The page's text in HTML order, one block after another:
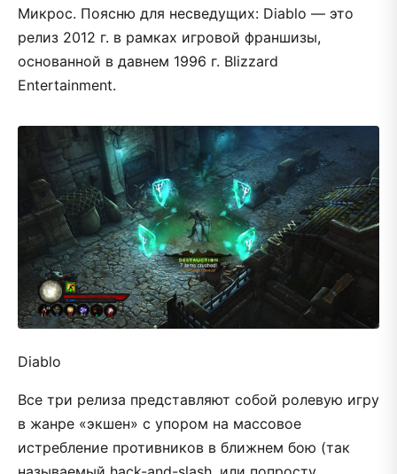
Микрос. Поясню для несведущих: Diablo — это
релиз 2012 г. в рамках игровой франшизы,
основанной в давнем 1996 г. Blizzard
Entertainment.
Diablo
Все три релиза представляют собой ролевую игру
в жанре «экшен» с упором на массовое
истребление противников в ближнем бою (так